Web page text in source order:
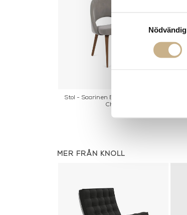
Samtyckesval
Nödvändig
Stol - Saarinen Executive Armless
Chair
MER FRÅN KNOLL